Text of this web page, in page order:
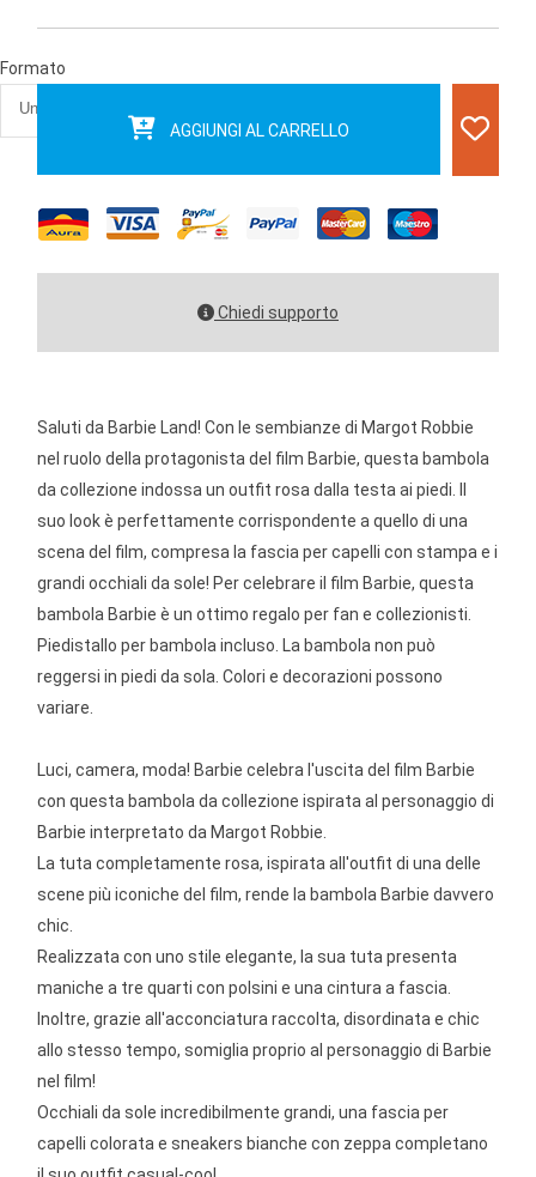
Formato
AGGIUNGI AL CARRELLO
Chiedi supporto
Saluti da Barbie Land! Con le sembianze di Margot Robbie
nel ruolo della protagonista del film Barbie, questa bambola
da collezione indossa un outfit rosa dalla testa ai piedi. Il
suo look è perfettamente corrispondente a quello di una
scena del film, compresa la fascia per capelli con stampa e i
grandi occhiali da sole! Per celebrare il film Barbie, questa
bambola Barbie è un ottimo regalo per fan e collezionisti.
Piedistallo per bambola incluso. La bambola non può
reggersi in piedi da sola. Colori e decorazioni possono
variare.
Luci, camera, moda! Barbie celebra l'uscita del film Barbie
con questa bambola da collezione ispirata al personaggio di
Barbie interpretato da Margot Robbie.
La tuta completamente rosa, ispirata all'outfit di una delle
scene più iconiche del film, rende la bambola Barbie davvero
chic.
Realizzata con uno stile elegante, la sua tuta presenta
maniche a tre quarti con polsini e una cintura a fascia.
Inoltre, grazie all'acconciatura raccolta, disordinata e chic
allo stesso tempo, somiglia proprio al personaggio di Barbie
nel film!
Occhiali da sole incredibilmente grandi, una fascia per
capelli colorata e sneakers bianche con zeppa completano